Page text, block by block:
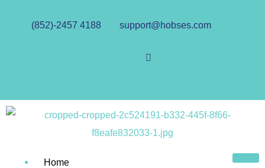
(852)-2457 4188 support@hobses.com
Home